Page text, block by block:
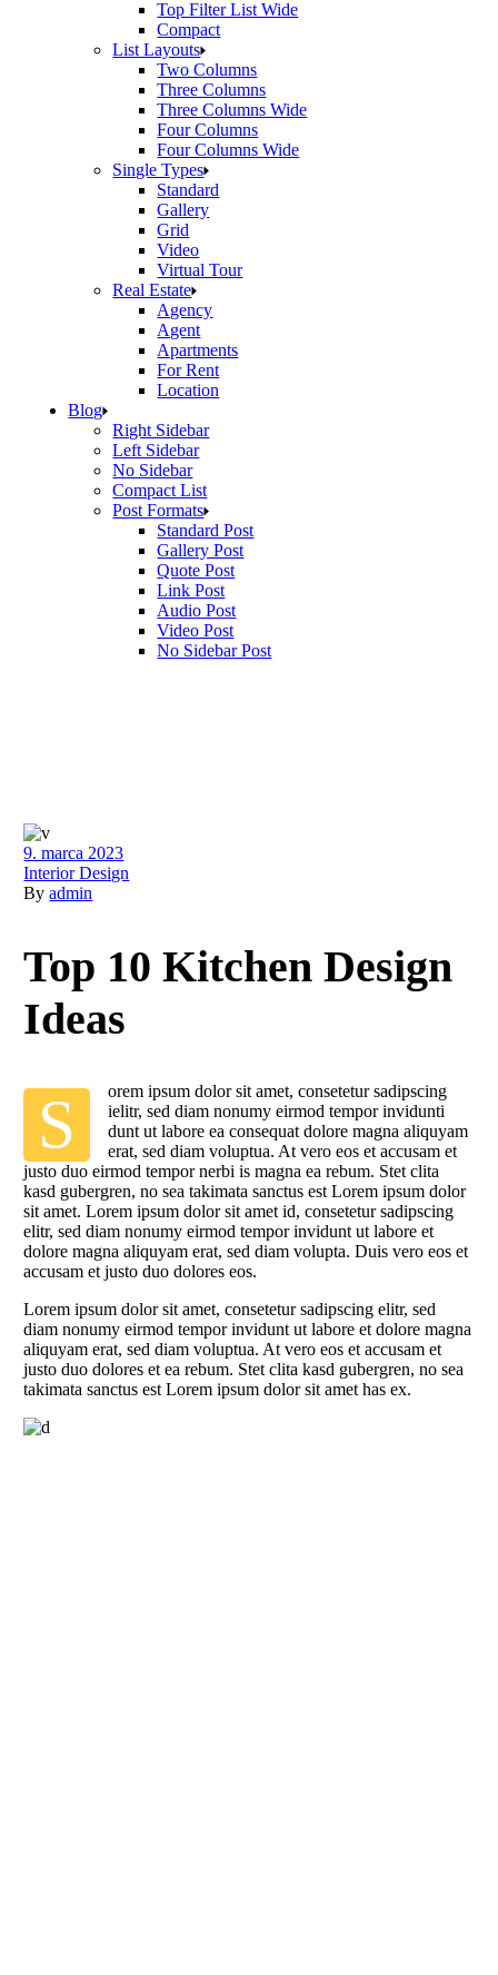
Top Filter List Wide
Compact
List Layouts
Two Columns
Three Columns
Three Columns Wide
Four Columns
Four Columns Wide
Single Types
Standard
Gallery
Grid
Video
Virtual Tour
Real Estate
Agency
Agent
Apartments
For Rent
Location
Blog
Right Sidebar
Left Sidebar
No Sidebar
Compact List
Post Formats
Standard Post
Gallery Post
Quote Post
Link Post
Audio Post
Video Post
No Sidebar Post
9. marca 2023
Interior Design
Byadmin
Top 10 Kitchen Design
Ideas
S
orem ipsum dolor sit amet, consetetur sadipscing
ielitr, sed diam nonumy eirmod tempor invidunti
dunt ut labore ea consequat dolore magna aliquyam
erat, sed diam voluptua. At vero eos et accusam et
justo duo eirmod tempor nerbi is magna ea rebum. Stet clita
kasd gubergren, no sea takimata sanctus est Lorem ipsum dolor
sit amet. Lorem ipsum dolor sit amet id, consetetur sadipscing
elitr, sed diam nonumy eirmod tempor invidunt ut labore et
dolore magna aliquyam erat, sed diam volupta. Duis vero eos et
accusam et justo duo dolores eos.
Lorem ipsum dolor sit amet, consetetur sadipscing elitr, sed
diam nonumy eirmod tempor invidunt ut labore et dolore magna
aliquyam erat, sed diam voluptua. At vero eos et accusam et
justo duo dolores et ea rebum. Stet clita kasd gubergren, no sea
takimata sanctus est Lorem ipsum dolor sit amet has ex.